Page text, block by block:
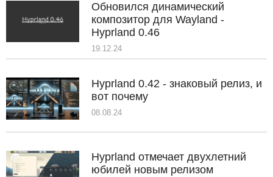
Обновился динамический
композитор для Wayland -
Hyprland 0.46
19.12.24
Hyprland 0.42 - знаковый релиз, и
вот почему
08.08.24
Hyprland отмечает двухлетний
юбилей новым релизом